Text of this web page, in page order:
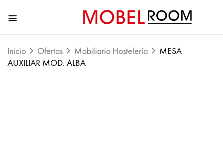
Inicio Ofertas Mobiliario Hostelería
MESA
AUXILIAR MOD. ALBA